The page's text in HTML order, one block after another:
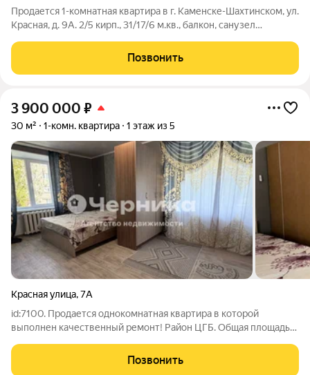
Продается 1-комнатная квартира в г. Каменске-Шахтинском, ул.
Красная, д. 9А. 2/5 кирп., 31/17/6 м.кв., балкон, санузел
электропроводка, новая мебель, техника, все остается новому
владельцу. 3-я
Позвонить
3 900 000 ₽
30 м² 1-комн. квартира 1 этаж из 5
Красная улица,7А
id:7100. Продается однокомнатная квартира в которой
выполнен качественный ремонт! Район ЦГБ. Общая площадь
совмещен. Сплит система. Этаж 1/5. Вся инфраструктура в
шаговой доступности! Звоните.Пишите!
Позвонить